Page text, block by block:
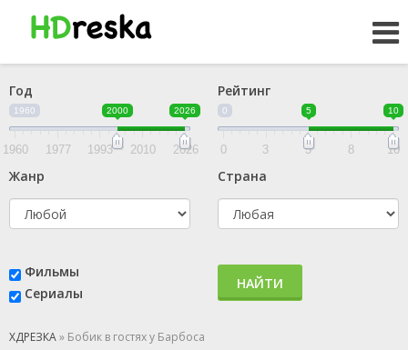
Год
1960 2000 2026
1960 1977 1993 2010 2026
Рейтинг
0 5 10
0 3 5 8 10
Жанр Страна
Фильмы
Сериалы
НАЙТИ
ХДРЕЗКА» Бобик в гостях у Барбоса